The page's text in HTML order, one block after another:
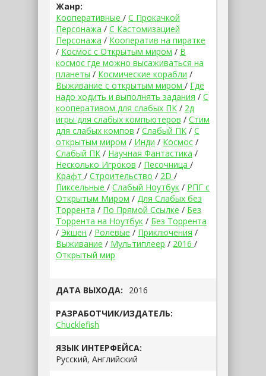
ДАТА ВЫХОДА: 2016
РАЗРАБОТЧИК/ИЗДАТЕЛЬ:
Chucklefish
ЯЗЫК ИНТЕРФЕЙСА:
Русский, Английский
Жанр:
Кооперативные / С Прокачкой
Персонажа / С Кастомизацией
Персонажа / Кооператив на пиратке
/ Космос с Открытым миром / В
космос где можно высаживаться на
планеты / Космические корабли /
Выживание с открытым миром / Где
надо ходить и выполнять задания / С
кооперативом для слабых ПК / 2д
игры для слабых компьютеров / Стим
для слабых компов / Слабый ПК / С
открытым миром / Инди / Космос /
Слабый ПК / Научная Фантастика /
Несколько Игроков / Песочница /
Крафт / Строительство / 2D /
Пиксельные / Слабый Ноутбук / РПГ с
Открытым Миром / Для Слабых без
Торрента / По Прямой Ссылке / Без
Торрента на Ноутбук / Без Торрента
/ Экшен / Ролевые / Приключения /
Выживание / Мультиплеер / 2016 /
Открытый мир